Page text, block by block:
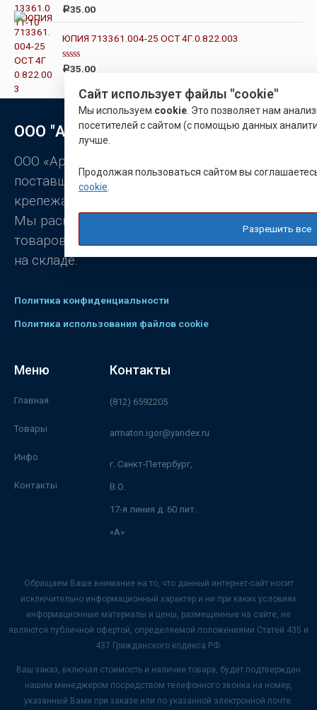
а
0
и
5
О
е
н
к
а
0
и
Р35.00
ЮПИЯ 713361.004-25 ОСТ 4Г 0.822.003
О
и
Р35.00
ООО "Арматон"
ООО «Арматон» является оптовым
поставщиком заклёпок, промышленного
крепежа, станочной оснастки.
Мы располагаем широким ассортиментом
товаров, постоянно присутствующих
на складе.
Политика конфиденциальности
Политика использования файлов cookie
Меню
Главная
Товары
Инфо
Контакты
Контакты
(812) 6592205
armaton.igor@yandex.ru
г. Санкт-Петербург,
В.О.
17-я линия д. 60 лит.
«А»
Обращаем Ваше внимание на то, что данный интернет-сайт носит
исключительно информационный характер и ни при каких условиях
информационные материалы и цены, размещенные на сайте, не
являются публичной офертой, определяемой положениями Статей 435 и
437 Гражданского кодекса РФ.
Ваш заказ, включая стоимость и наличие товара, будет подтвержден
нашим менеджером посредством телефонного звонка на номер,
указанный Вами при заказе или по указанной электронной почте.
Сайт использует файлы "cookie"
Мы используем cookie . Это позволяет нам
посетителей с сайтом (с помощью данных
лучше.
Продолжая пользоваться сайтом вы
cookie
Разрешить все